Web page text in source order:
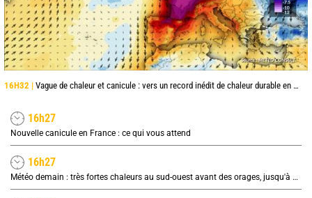
16H32 | Vague de chaleur et canicule : vers un record inédit de chaleur durable en France
16h27
Nouvelle canicule en France : ce qui vous attend
16h27
Météo demain : très fortes chaleurs au sud-ouest avant des orages, jusqu'à 39°C